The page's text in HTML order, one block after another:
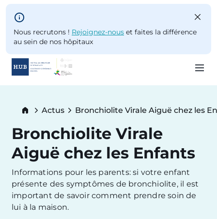
Skip to main content
Nous recrutons ! Rejoignez-nous et faites la différence
au sein de nos hôpitaux
content
Breadcrumb
Actus Bronchiolite Virale Aiguë chez les
Bronchiolite Virale
Aiguë chez les Enfants
Informations pour les parents: si votre enfant
présente des symptômes de bronchiolite, il est
important de savoir comment prendre soin de
lui à la maison.